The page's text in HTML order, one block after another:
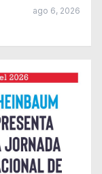
ago 6, 2026